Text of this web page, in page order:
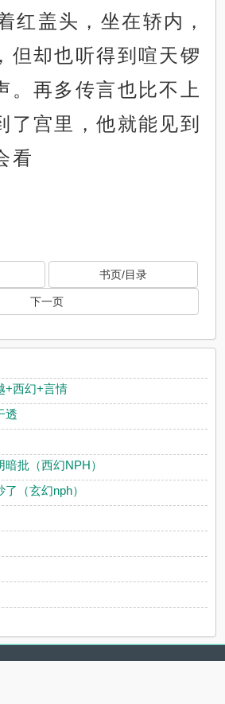
红盖头，坐在轿内，
但却也听得到喧天锣
。再多传言也比不上
了宫里，他就能见到
看
书页/目录
下一页
+西幻+言情
透
批（西幻NPH）
（玄幻nph）